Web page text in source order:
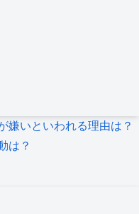
嫌いといわれる理由は？
は？